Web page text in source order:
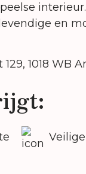
en
1018 WB